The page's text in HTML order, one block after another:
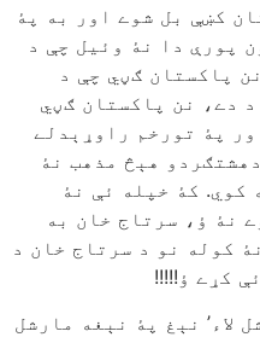
کښې بل شوے اور به پۀ
پورې دا نۀ وئیل چې د
پاکستان ګڼي چې د
دے، نن پاکستان ګڼي
پۀ تورخم راوړېدلے
هېڅ مذهب نۀ
کوي. کۀ خپله ئې نۀ
نۀ ؤ، سرتاج خان به
کوله نو د سرتاج خان د
کړے ؤ!!!!!
لاء’ نېغ پۀ نېغه مارشل